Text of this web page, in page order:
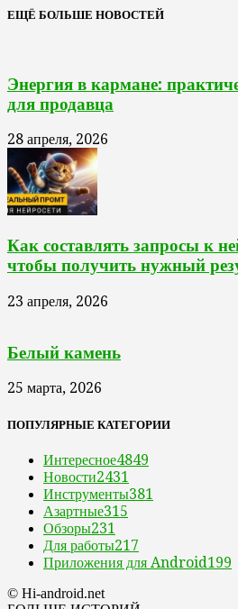
ЕЩЁ БОЛЬШЕ НОВОСТЕЙ
Энергия в кармане:
для продавца
28 апреля, 2026
Как составлять запросы к
чтобы получить нужный
23 апреля, 2026
Белый камень
25 марта, 2026
ПОПУЛЯРНЫЕ КАТЕГОРИИ
Интересное4849
Новости2431
Инструменты381
Азартные315
Обзоры231
Для работы217
Приложения для Android199
© Hi-android.net